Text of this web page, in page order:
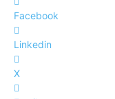
Facebook
Linkedin
X